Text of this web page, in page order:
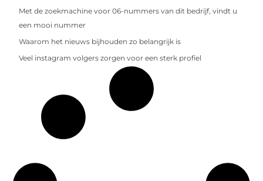
Met de zoekmachine voor 06-nummers van dit bedrijf, vindt u
een mooi nummer
Waarom het nieuws bijhouden zo belangrijk is
Veel instagram volgers zorgen voor een sterk profiel